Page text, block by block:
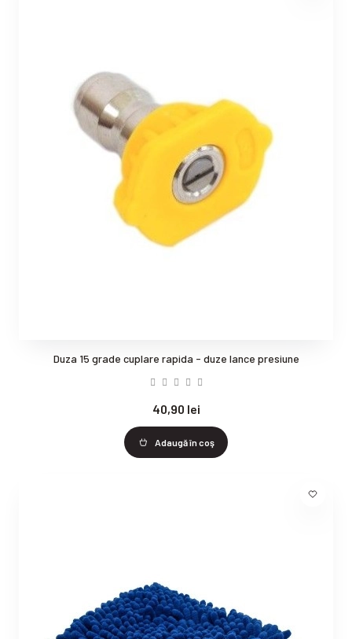
Duza 15 grade cuplare rapida - duze lance presiune
40,90 lei
Adaugă în coş